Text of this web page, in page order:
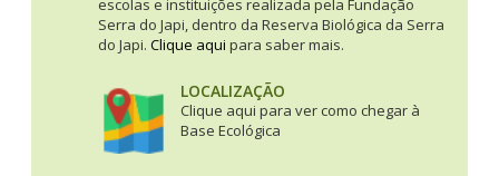
escolas e instituições realizada pela Fundação
Serra do Japi, dentro da Reserva Biológica da Serra
do Japi. Clique aqui para saber mais.
LOCALIZAÇÃO
Clique aqui para ver como chegar à
Base Ecológica